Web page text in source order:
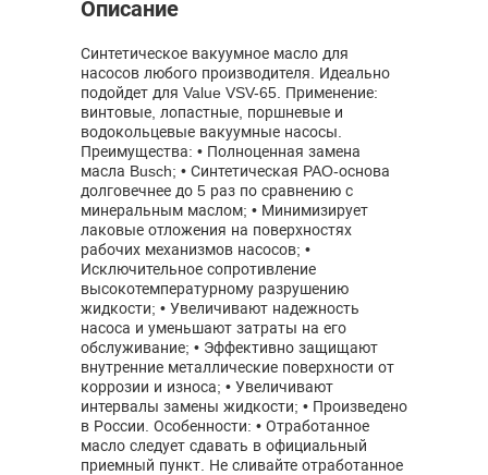
Описание
Синтетическое вакуумное масло для
насосов любого производителя. Идеально
подойдет для Value VSV-65. Применение:
винтовые, лопастные, поршневые и
водокольцевые вакуумные насосы.
Преимущества: • Полноценная замена
масла Busch; • Синтетическая PAO-основа
долговечнее до 5 раз по сравнению с
минеральным маслом; • Минимизирует
лаковые отложения на поверхностях
рабочих механизмов насосов; •
Исключительное сопротивление
высокотемпературному разрушению
жидкости; • Увеличивают надежность
насоса и уменьшают затраты на его
обслуживание; • Эффективно защищают
внутренние металлические поверхности от
коррозии и износа; • Увеличивают
интервалы замены жидкости; • Произведено
в России. Особенности: • Отработанное
масло следует сдавать в официальный
приемный пункт. Не сливайте отработанное